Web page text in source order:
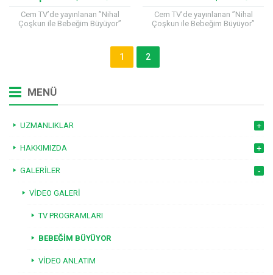
BÜYÜYOR
Cem TV’de yayınlanan ”Nihal
Çoşkun ile Bebeğim Büyüyor”
BÜYÜYOR
Cem TV’de yayınlanan ”Nihal
Çoşkun ile Bebeğim Büyüyor”
1 2
MENÜ
UZMANLIKLAR
HAKKIMIZDA
GALERILER
VIDEO GALERI
TV PROGRAMLARI
BEBEĞIM BÜYÜYOR
VIDEO ANLATIM